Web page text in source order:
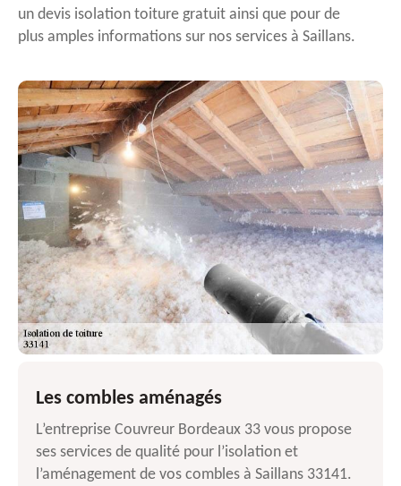
un devis isolation toiture gratuit ainsi que pour de
plus amples informations sur nos services à Saillans.
Les combles aménagés
L’entreprise Couvreur Bordeaux 33 vous propose
ses services de qualité pour l’isolation et
l’aménagement de vos combles à Saillans 33141.